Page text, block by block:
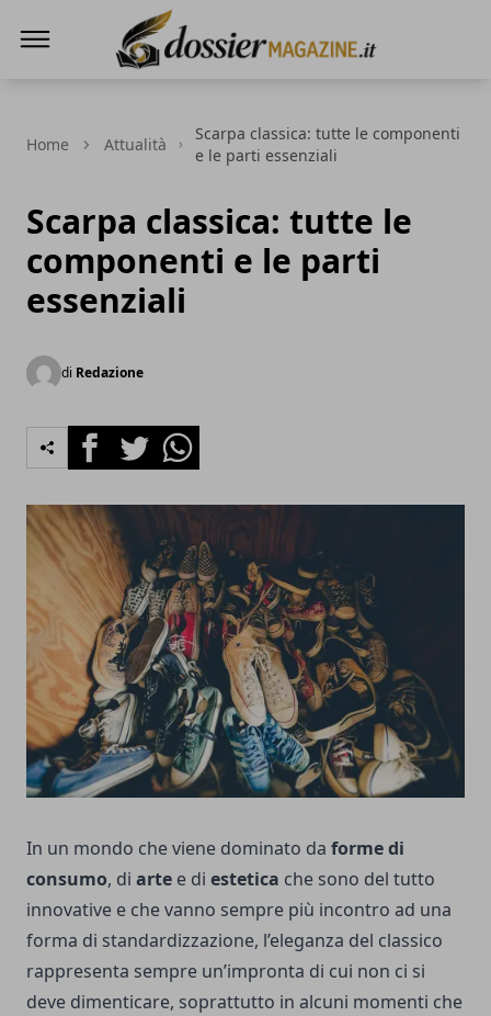
Home Attualità
Scarpa classica: tutte le componenti
e le parti essenziali
Scarpa classica: tutte le
componenti e le parti
essenziali
di Redazione
FacebookTwitterWhatsapp
In un mondo che viene dominato da forme di
consumo, di arte e di estetica che sono del tutto
innovative e che vanno sempre più incontro ad una
forma di standardizzazione, l’eleganza del classico
rappresenta sempre un’impronta di cui non ci si
deve dimenticare, soprattutto in alcuni momenti che